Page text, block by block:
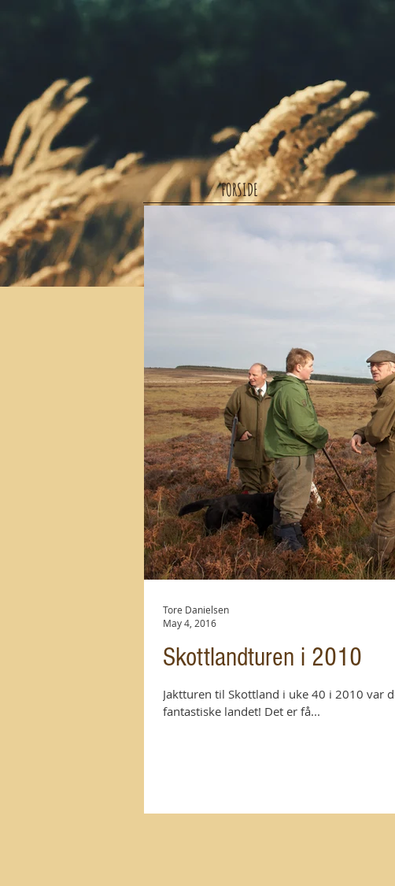
FORSIDE
Skottlandturen i 2010
Jaktturen til Skottland i uke 40 i 2010 var
fantastiske landet! Det er få...
Tore Danielsen
May 4, 2016